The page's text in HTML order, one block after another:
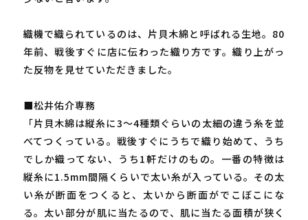
織機で織られているのは、片貝木綿と呼ばれる生地。80
年前、戦後すぐに店に伝わった織り方です。織り上がっ
た反物を見せていただきました。
■松井佑介専務
「片貝木綿は縦糸に3～4種類ぐらいの太細の違う糸を並
べてつくっている。戦後すぐにうちで織り始めて、うち
でしか織ってない、うち1軒だけのもの。一番の特徴は
縦糸に1.5mm間隔くらいで太い糸が入っている。その太
い糸が断面をつくると、太いから断面がでこぼこにな
る。太い部分が肌に当たるので、肌に当たる面積が狭く